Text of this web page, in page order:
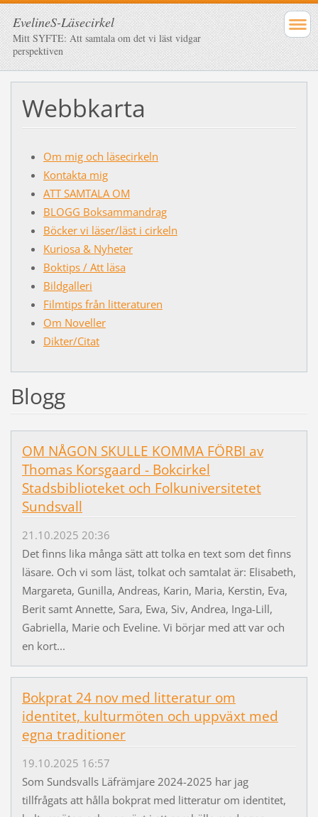
EvelineS-Läsecirkel
Mitt SYFTE: Att samtala om det vi läst vidgar
perspektiven
Webbkarta
Om mig och läsecirkeln
Kontakta mig
ATT SAMTALA OM
BLOGG Boksammandrag
Böcker vi läser/läst i cirkeln
Kuriosa & Nyheter
Boktips / Att läsa
Bildgalleri
Filmtips från litteraturen
Om Noveller
Dikter/Citat
Blogg
OM NÅGON SKULLE KOMMA FÖRBI av
Thomas Korsgaard - Bokcirkel
Stadsbiblioteket och Folkuniversitetet
Sundsvall
21.10.2025 20:36
Det finns lika många sätt att tolka en text som det finns
läsare. Och vi som läst, tolkat och samtalat är: Elisabeth,
Margareta, Gunilla, Andreas, Karin, Maria, Kerstin, Eva,
Berit samt Annette, Sara, Ewa, Siv, Andrea, Inga-Lill,
Gabriella, Marie och Eveline. Vi börjar med att var och
en kort...
Bokprat 24 nov med litteratur om
identitet, kulturmöten och uppväxt med
egna traditioner
19.10.2025 16:57
Som Sundsvalls Läfrämjare 2024-2025 har jag
tillfrågats att hålla bokprat med litteratur om identitet,